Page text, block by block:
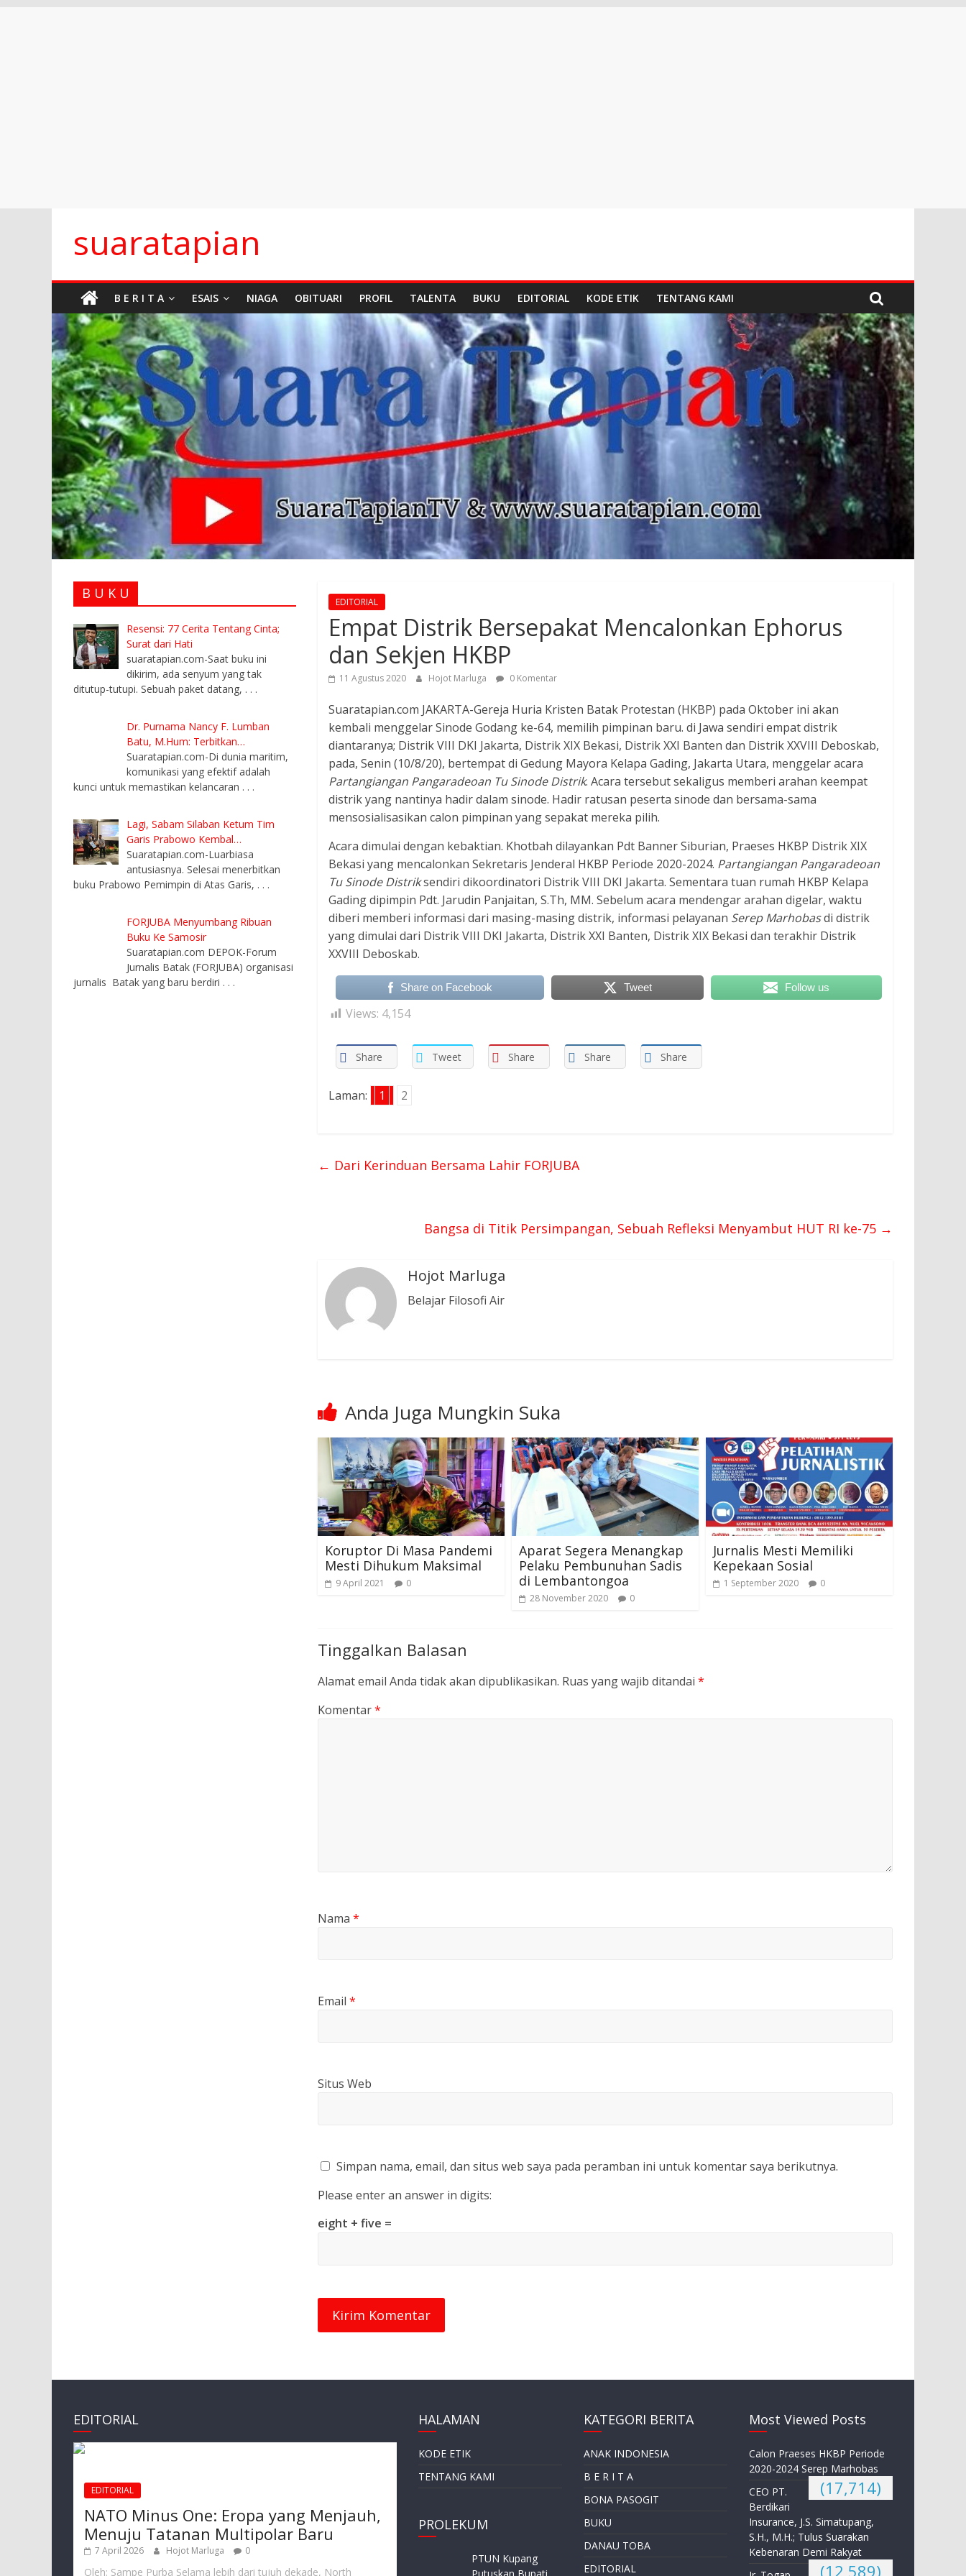
contentsuaratapian
B E R I T A ESAIS NIAGA OBITUARI PROFIL TALENTA BUKU EDITORIAL KODE ETIK TENTANG KAMI
EDITORIAL
Empat Distrik Bersepakat Mencalonkan Ephorus
dan Sekjen HKBP
11 Agustus 2020 Hojot Marluga 0 Komentar
Suaratapian.com JAKARTA-Gereja Huria Kristen Batak Protestan (HKBP) pada Oktober ini akan
kembali menggelar Sinode Godang ke-64, memilih pimpinan baru. di Jawa sendiri empat distrik
diantaranya; Distrik VIII DKI Jakarta, Distrik XIX Bekasi, Distrik XXI Banten dan Distrik XXVIII Deboskab,
pada, Senin (10/8/20), bertempat di Gedung Mayora Kelapa Gading, Jakarta Utara, menggelar acara
Partangiangan Pangaradeoan Tu Sinode Distrik. Acara tersebut sekaligus memberi arahan keempat
distrik yang nantinya hadir dalam sinode. Hadir ratusan peserta sinode dan bersama-sama
mensosialisasikan calon pimpinan yang sepakat mereka pilih.
Acara dimulai dengan kebaktian. Khotbah dilayankan Pdt Banner Siburian, Praeses HKBP Distrik XIX
Bekasi yang mencalonkan Sekretaris Jenderal HKBP Periode 2020-2024. Partangiangan Pangaradeoan
Tu Sinode Distriksendiri dikoordinatori Distrik VIII DKI Jakarta. Sementara tuan rumah HKBP Kelapa
Gading dipimpin Pdt. Jarudin Panjaitan, S.Th, MM. Sebelum acara mendengar arahan digelar, waktu
diberi memberi informasi dari masing-masing distrik, informasi pelayanan Serep Marhobasdi distrik
yang dimulai dari Distrik VIII DKI Jakarta, Distrik XXI Banten, Distrik XIX Bekasi dan terakhir Distrik
XXVIII Deboskab.
Share on Facebook Tweet Follow us
Views: 4,154
Share Tweet Share Share Share
Laman: 1 2
← Dari Kerinduan Bersama Lahir FORJUBA
Bangsa di Titik Persimpangan, Sebuah Refleksi Menyambut HUT RI ke-75 →
Hojot Marluga
Belajar Filosofi Air
Anda Juga Mungkin Suka
Koruptor Di Masa Pandemi
Mesti Dihukum Maksimal
9 April 2021 0
Aparat Segera Menangkap
Pelaku Pembunuhan Sadis
di Lembantongoa
28 November 2020 0
Jurnalis Mesti Memiliki
Kepekaan Sosial
1 September 2020 0
Tinggalkan Balasan
Alamat email Anda tidak akan dipublikasikan. Ruas yang wajib ditandai *
Komentar*
Nama *
Email *
Situs Web
Simpan nama, email, dan situs web saya pada peramban ini untuk komentar saya berikutnya.
Please enter an answer in digits:
eight + five =
B U K U
Resensi: 77 Cerita Tentang Cinta;
Surat dari Hati
suaratapian.com-Saat buku ini
dikirim, ada senyum yang tak
ditutup-tutupi. Sebuah paket datang, . . .
Dr. Purnama Nancy F. Lumban
Batu, M.Hum: Terbitkan…
Suaratapian.com-Di dunia maritim,
komunikasi yang efektif adalah
kunci untuk memastikan kelancaran . . .
Lagi, Sabam Silaban Ketum Tim
Garis Prabowo Kembal…
Suaratapian.com-Luarbiasa
antusiasnya. Selesai menerbitkan
buku Prabowo Pemimpin di Atas Garis, . . .
FORJUBA Menyumbang Ribuan
Buku Ke Samosir
Suaratapian.com DEPOK-Forum
Jurnalis Batak (FORJUBA) organisasi
jurnalis Batak yang baru berdiri . . .
EDITORIAL
EDITORIAL
NATO Minus One: Eropa yang Menjauh,
Menuju Tatanan Multipolar Baru
7 April 2026 Hojot Marluga 0
Oleh: Sampe Purba Selama lebih dari tujuh dekade, North
HALAMAN
KODE ETIK
TENTANG KAMI
PROLEKUM
PTUN Kupang
KATEGORI BERITA
ANAK INDONESIA
B E R I T A
BONA PASOGIT
BUKU
DANAU TOBA
EDITORIAL
Most Viewed Posts
Calon Praeses HKBP Periode
2020-2024 Serep Marhobas
(17,714)
CEO PT.
Berdikari
Insurance, J.S. Simatupang,
S.H., M.H.; Tulus Suarakan
Kebenaran Demi Rakyat
(12,589)